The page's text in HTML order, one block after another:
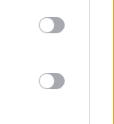
may click to
party tags to
below Google